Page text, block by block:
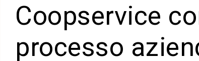
Coopservice
processo